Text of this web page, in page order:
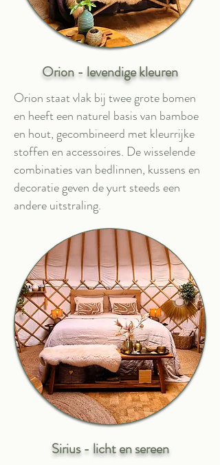
Orion - levendige kleuren
Orion staat vlak bij twee grote bomen
en heeft een naturel basis van bamboe
en hout, gecombineerd met kleurrijke
stoffen en accessoires. De wisselende
combinaties van bedlinnen, kussens en
decoratie geven de yurt steeds een
andere uitstraling.
Sirius - licht en sereen